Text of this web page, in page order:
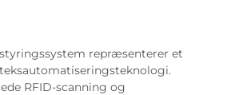
repræsenterer et
RFID-scanning og